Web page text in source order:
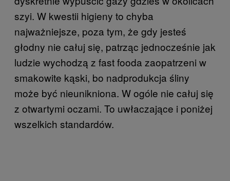
szyi. W kwestii higieny to chyba
najważniejsze, poza tym, że gdy jesteś
głodny nie całuj się, patrząc jednocześnie jak
ludzie wychodzą z fast fooda zaopatrzeni w
smakowite kąski, bo nadprodukcja śliny
może być nieunikniona. W ogóle nie całuj się
z otwartymi oczami. To uwłaczające i poniżej
wszelkich standardów.